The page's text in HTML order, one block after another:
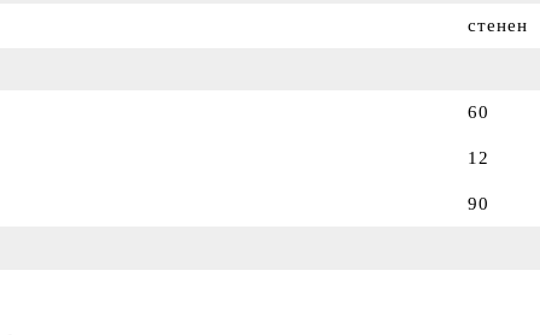
стенен
60
12
90